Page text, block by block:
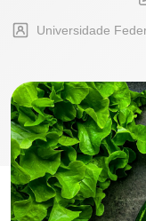
Universidade